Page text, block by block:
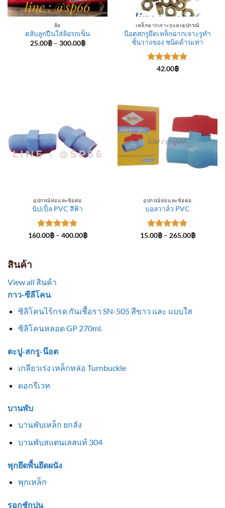
ล้อ
ตลับลูกปืนใส่ล้อรถเข็น
25.00฿ – 300.00฿Price
เหล็กฉากเจาะรูและอุปกรณ์
น๊อตสกรูยึดเหล็กฉากเจาะรูทำ
ชั้นวางของ ชนิดด้านเท่า
ให้คะแนน
42.00฿
อุปกรณ์ท่อและข้อต่อ
นิปเปิ้ล PVC สีฟ้า
ให้คะแนน
160.00฿ – 400.00฿Price
อุปกรณ์ท่อและข้อต่อ
บอลวาล์ว PVC
ให้คะแนน
15.00฿ – 265.00฿Price
สินค้า
View all สินค้า
กาว-ซีลีโคน
ซิลิโคนไร้กรด กันเชื้อรา SN-505 สีขาว และ แบบใส
ซิลิโคนหลอด GP 270ml.
ตะปู-สกรู-น๊อต
เกลียวเร่ง เหล็กหล่อ Turnbuckle
ดอกรีเวท
บานพับ
บานพับเหล็ก ยกลัง
บานพับสแตนเลสแท้ 304
พุกยึดพื้นยึดผนัง
พุกเหล็ก
รอกชักปูน